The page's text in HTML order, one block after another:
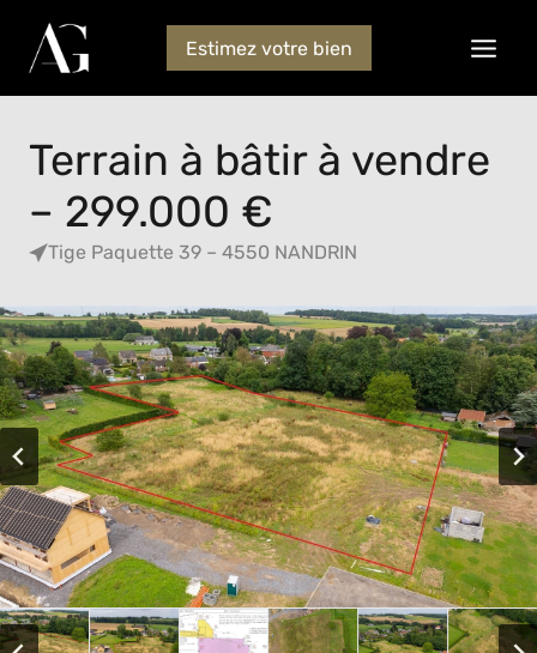
Estimez votre bien
Terrain à bâtir à vendre
– 299.000 €
Tige Paquette 39 – 4550 NANDRIN